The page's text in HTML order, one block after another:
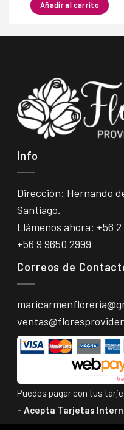
Añadir al carrito
Info
Dirección: Hernando
Santiago.
Llámenos ahora: +56 2
+56 9 9650 2999
Correos de
Puedes pagar con tus
– Acepta Tarjetas